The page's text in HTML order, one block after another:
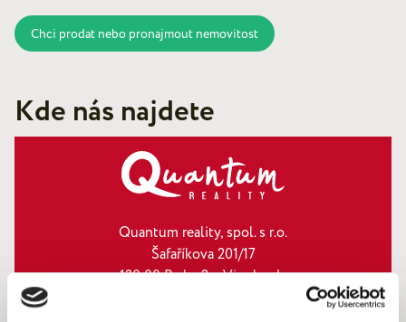
Chci prodat nebo pronajmout nemovitost
Kde nás najdete
Quantum reality, spol. s r.o.
Šafaříkova 201/17
120 00 Praha 2 – Vinohrady